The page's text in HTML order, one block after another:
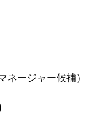
ネージャー候補